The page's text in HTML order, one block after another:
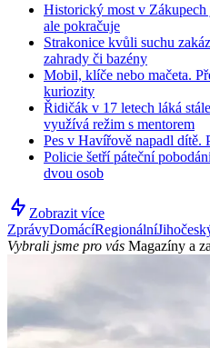
Historický most v
ale pokračuje
Strakonice kvůli suchu
zahrady či bazény
Mobil, klíče nebo mačeta.
kuriozity
Řidičák v 17 letech láká
využívá režim s mentorem
Pes v Havířově napadl dítě.
Policie šetří páteční
dvou osob
Zobrazit více
ZprávyDomácíRegionální
Vybrali jsme pro vás Magazíny a